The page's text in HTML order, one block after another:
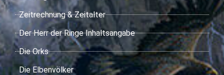
Zeitrechnung & Zeitalter
Der Herr der Ringe Inhaltsangabe
Die Orks
Die Elbenvölker